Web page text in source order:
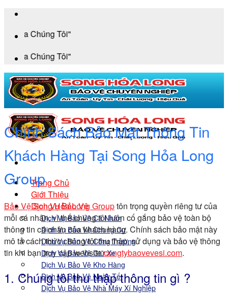
Tôi"
Tôi"
Trang Chủ
Giới Thiệu
Dịch Vụ Bảo Vệ
Dịch Vụ Bảo Vệ Cá Nhân
Dịch Vụ Bảo Vệ Chung Cư
Dịch Vụ Bảo Vệ Công Trường
Dịch Vụ Bảo Vệ Giữ Xe
Dịch Vụ Bảo Vệ Kho Hàng
Dịch Vụ Bảo Vệ Ngày Tết
Dịch Vụ Bảo Vệ Nhà Máy Xí Nghiệp
Chính Sách Bảo Mật Thông Tin
Khách Hàng Tại Song Hỏa Long
Group
Bảo Vệ Song Hỏa Long Grouptôn trọng quyền riêng tư của
mỗi cá nhân, vì thế chúng tôi luôn cố gắng bảo vệ toàn bộ
thông tin cá nhân của khách hàng. Chính sách bảo mật này
mô tả cách thức chúng tôi thu thập, sử dụng và bảo vệ thông
tin khi bạn truy cập websitecongtybaovevesi.com.
1. Chúng tôi thu thập thông tin gì ?